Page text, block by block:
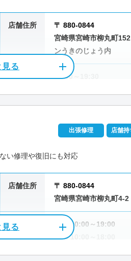
電話相談・お問い合わ
0120-533-
パソコン処分
/吾妻町/跡江/有田/阿波岐原町/生目/生
城町/内海/瓜生野/永楽町/江平町/江平中
町/太田/大塚台西/大塚台東/大塚町/大
田/薫る坂/鏡洲/学園木花台北/学園木花
北方/上野町/川原町/祗園/北川内町/北権
店舗住所
〒 880-0844
宮崎県宮崎市柳丸町
ンうきのじょう内
営業時間 11:00～19:30
なし（年中無休）
資格/免許 マイクロソフト認定技
電話相談・お問い合わせ
0570-066-
出張修理 店舗
い修理や復旧にも対応
店舗住所
〒 880-0844
宮崎県宮崎市柳丸町4-2
営業時間
平日 10:00～19:00
日曜 10:00～18:00